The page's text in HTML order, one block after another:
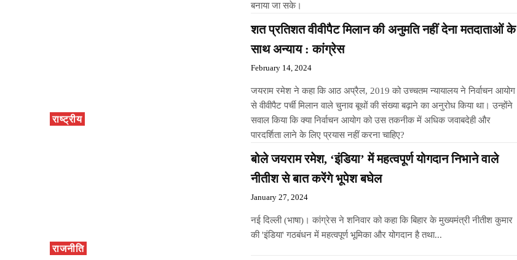
बनाया जा सके।
राष्ट्रीय
शत प्रतिशत वीवीपैट मिलान की अनुमति नहीं देना मतदाताओं के
साथ अन्याय : कांग्रेस
February 14, 2024
जयराम रमेश ने कहा कि आठ अप्रैल, 2019 को उच्चतम न्यायालय ने निर्वाचन आयोग
से वीवीपैट पर्ची मिलान वाले चुनाव बूथों की संख्या बढ़ाने का अनुरोध किया था। उन्होंने
सवाल किया कि क्या निर्वाचन आयोग को उस तकनीक में अधिक जवाबदेही और
पारदर्शिता लाने के लिए प्रयास नहीं करना चाहिए?
राजनीति
बोले जयराम रमेश, ‘इंडिया’ में महत्वपूर्ण योगदान निभाने वाले
नीतीश से बात करेंगे भूपेश बघेल
January 27, 2024
नई दिल्ली (भाषा)। कांग्रेस ने शनिवार को कहा कि बिहार के मुख्यमंत्री नीतीश कुमार
की 'इंडिया' गठबंधन में महत्वपूर्ण भूमिका और योगदान है तथा...